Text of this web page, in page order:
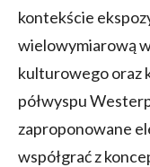
kontekście
wielowymiarową
kulturowego oraz
półwyspu
zaproponowane
współgrać z